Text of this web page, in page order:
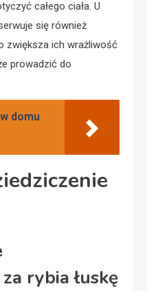
całego ciała. U
się również
zwiększa ich wrażliwość
prowadzić do
domu
rybia łuskę